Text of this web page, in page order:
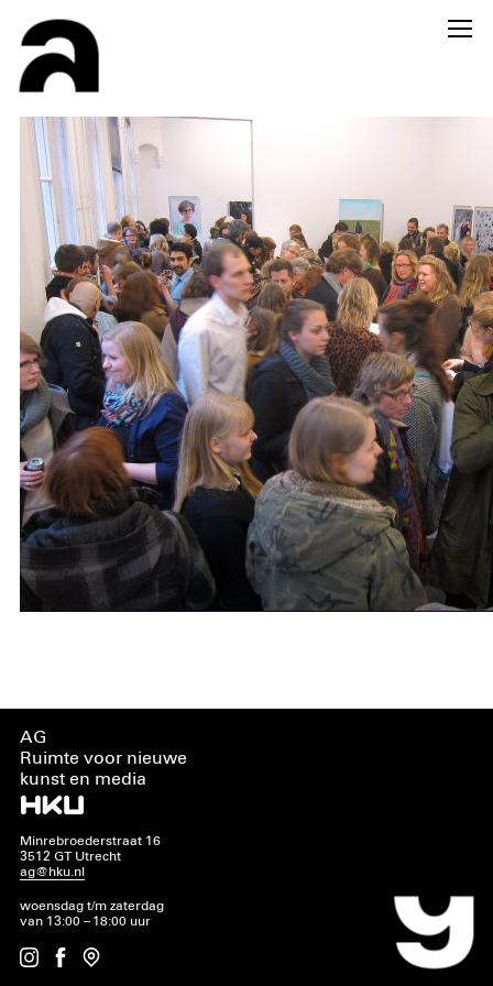
AG
Ruimte voor nieuwe
kunst en media
Minrebroederstraat 16
3512 GT Utrecht
ag@hku.nl
woensdag t/m zaterdag
van 13:00 – 18:00 uur